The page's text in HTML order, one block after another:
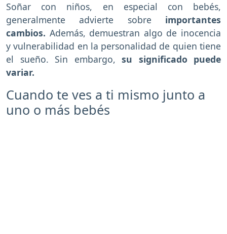
Soñar con niños, en especial con bebés,
generalmente advierte sobre importantes
cambios. Además, demuestran algo de inocencia
y vulnerabilidad en la personalidad de quien tiene
el sueño. Sin embargo, su significado puede
variar.
Cuando te ves a ti mismo junto a
uno o más bebés